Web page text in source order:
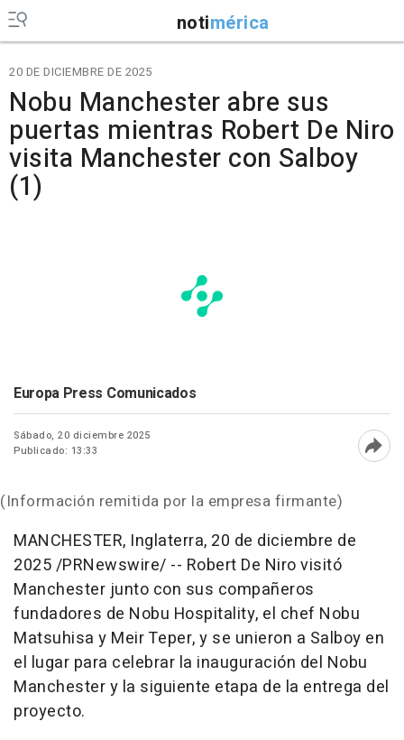
notimérica
20 DE DICIEMBRE DE 2025
Nobu Manchester abre sus
puertas mientras Robert De Niro
visita Manchester con Salboy
(1)
Europa Press Comunicados
Sábado, 20 diciembre 2025
Publicado: 13:33
(Información remitida por la empresa firmante)
MANCHESTER, Inglaterra, 20 de diciembre de
2025/PRNewswire/ -- Robert De Nirovisitó
Manchester junto con sus compañeros
fundadores de Nobu Hospitality, el chef Nobu
Matsuhisa y Meir Teper, y se unieron a Salboy en
el lugar para celebrar la inauguración del Nobu
Manchestery la siguiente etapa de la entrega del
proyecto.